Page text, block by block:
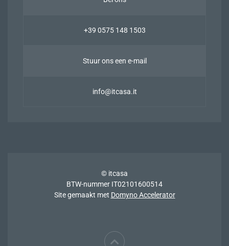
+39 0575 148 1503
Stuur ons een e-mail
info@itcasa.it
© itcasa
BTW-nummer IT02101600514
Site gemaakt met Domyno Accelerator